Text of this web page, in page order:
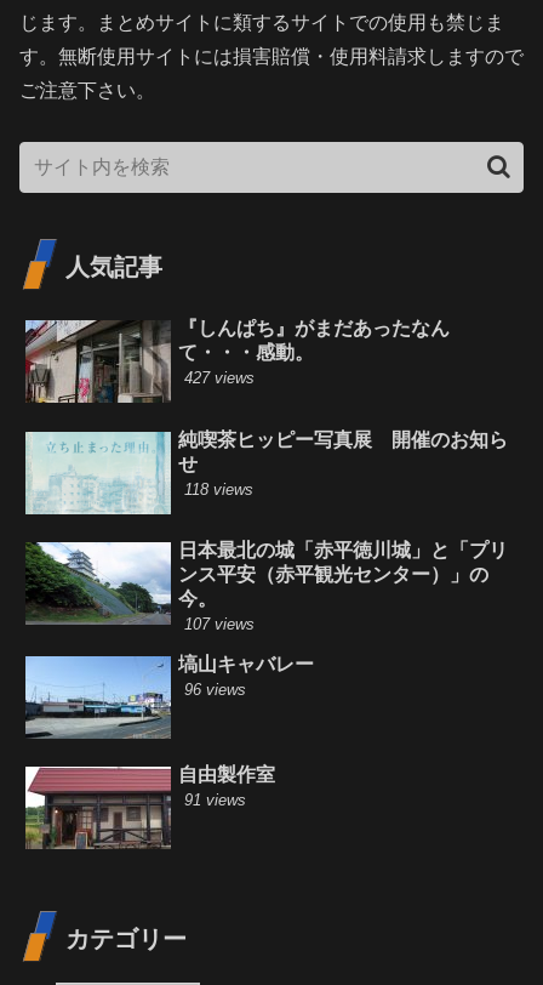
じます。まとめサイトに類するサイトでの使用も禁じま
す。無断使用サイトには損害賠償・使用料請求しますので
ご注意下さい。
人気記事
『しんぱち』がまだあったなん
て・・・感動。
427 views
純喫茶ヒッピー写真展 開催のお知ら
せ
118 views
日本最北の城「赤平徳川城」と「プリ
ンス平安（赤平観光センター）」の
今。
107 views
塙山キャバレー
96 views
自由製作室
91 views
カテゴリー